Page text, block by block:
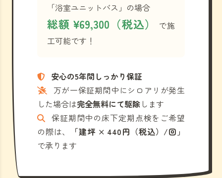
「浴室ユニットバス」の場合
総額 ¥69,300（税込）
で施
工可能です！
安心の5年間しっかり保証
万が一保証期間中にシロアリが発生
した場合は完全無料にて駆除 します
保証期間中の床下定期点検をご希望
の際は、
「建坪 × 440円（税込）/回」
で承ります